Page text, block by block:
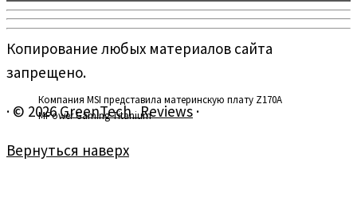
Компания MSI представила материнскую плату Z170A
MPower Gaming Titanium
Копирование любых материалов сайта
запрещено.
· © 2026GreenTech_Reviews ·
Вернуться наверх